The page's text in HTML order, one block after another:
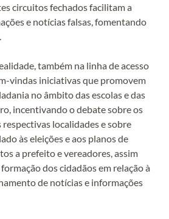
circuitos fechados facilitam a
e notícias falsas, fomentando
também na linha de acesso
vindas iniciativas que promovem
no âmbito das escolas e das
incentivando o debate sobre os
localidades e sobre
às eleições e aos planos de
a prefeito e vereadores, assim
dos cidadãos em relação à
de notícias e informações